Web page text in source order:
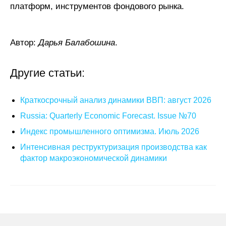
платформ, инструментов фондового рынка.
Автор:Дарья Балабошина.
Другие статьи:
Краткосрочный анализ динамики ВВП: август 2026
Russia: Quarterly Economic Forecast. Issue №70
Индекс промышленного оптимизма. Июль 2026
Интенсивная реструктуризация производства как
фактор макроэкономической динамики